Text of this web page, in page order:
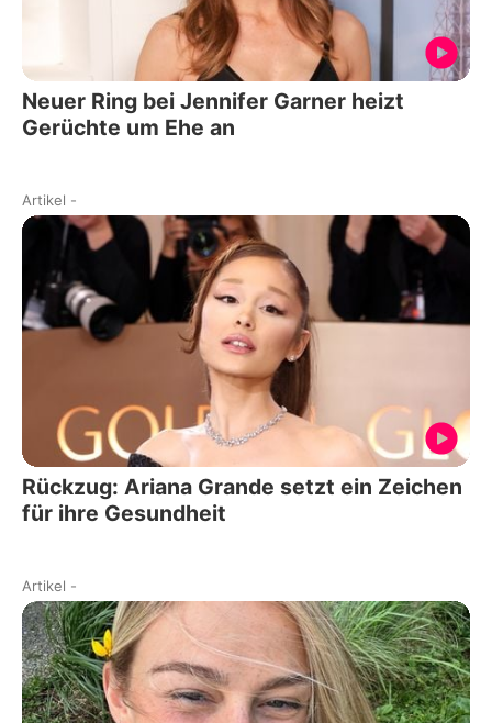
Neuer Ring bei Jennifer Garner heizt
Gerüchte um Ehe an
Artikel -
Rückzug: Ariana Grande setzt ein Zeichen
für ihre Gesundheit
Artikel -